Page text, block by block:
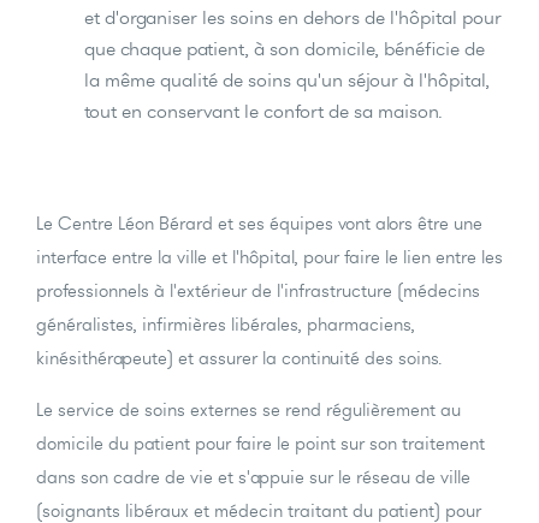
et d'organiser les soins en dehors de l'hôpital pour
que chaque patient, à son domicile, bénéficie de
la même qualité de soins qu'un séjour à l'hôpital,
tout en conservant le confort de sa maison.
Le Centre Léon Bérard et ses équipes vont alors être une
interface entre la ville et l'hôpital, pour faire le lien entre les
professionnels à l'extérieur de l'infrastructure (médecins
généralistes, infirmières libérales, pharmaciens,
kinésithérapeute) et assurer la continuité des soins.
Le service de soins externes se rend régulièrement au
domicile du patient pour faire le point sur son traitement
dans son cadre de vie et s'appuie sur le réseau de ville
(soignants libéraux et médecin traitant du patient) pour